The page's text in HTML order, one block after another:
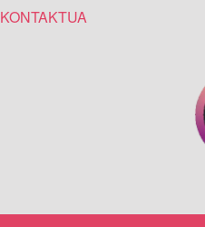
KONTAKTUA